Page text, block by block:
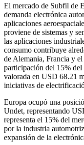
El mercado de Subfil de
demanda electrónica
aplicaciones
proviene de sistemas y
las aplicaciones
consumo contribuye
de Alemania, Francia y
participación del 15%
valorada en USD 68.21
iniciativas de
Europa ocupó una
Undet, representando
representa el 15% del
por la industria
expansión de la